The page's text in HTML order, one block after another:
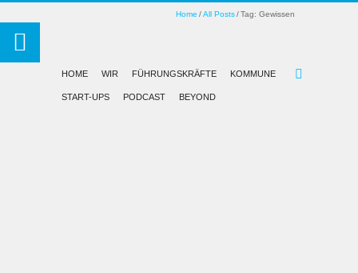
Home All Posts Tag: Gewissen
HOME WIR FÜHRUNGSKRÄFTE KOMMUNE
START-UPS PODCAST BEYOND